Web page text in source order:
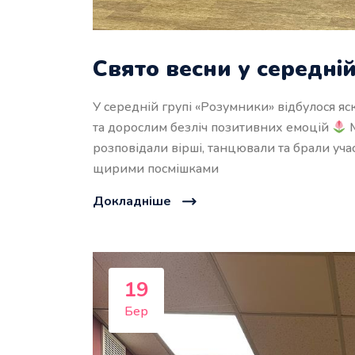
Свято весни у
У середній групі «Розумники» відбулося
та дорослим безліч позитивних емоцій
розповідали вірші, танцювали та брали
щирими посмішками
Докладніше
19
Бер